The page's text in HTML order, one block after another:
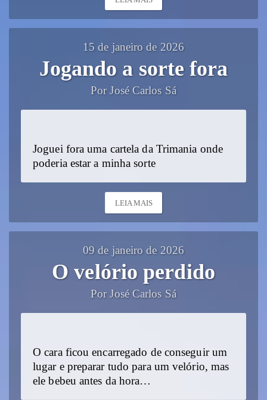
15 de janeiro de 2026
Jogando a sorte fora
Por José Carlos Sá
Joguei fora uma cartela da Trimania onde
poderia estar a minha sorte
LEIA MAIS
09 de janeiro de 2026
O velório perdido
Por José Carlos Sá
O cara ficou encarregado de conseguir um
lugar e preparar tudo para um velório, mas
ele bebeu antes da hora…